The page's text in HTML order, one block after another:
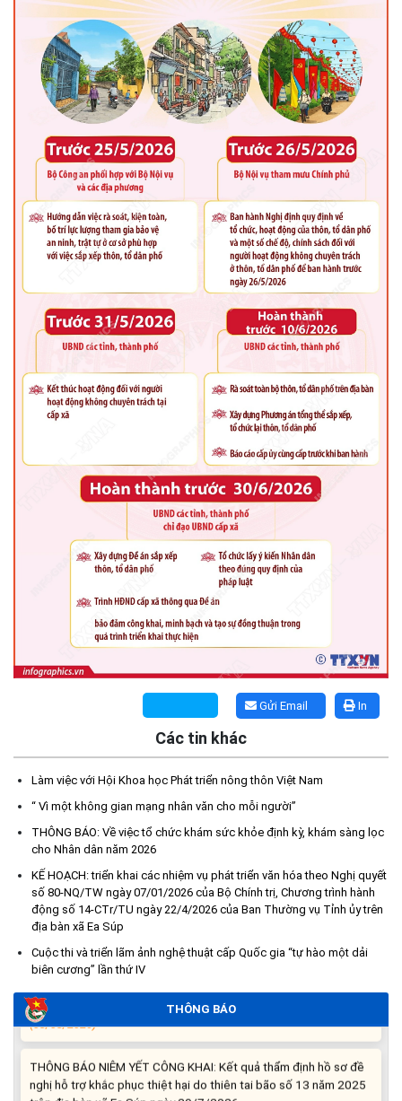
In
Gửi Email
Các tin khác
Làm việc với Hội Khoa học Phát triển nông thôn Việt Nam
“ Vì một không gian mạng nhân văn cho mỗi người”
THÔNG BÁO: Về việc tổ chức khám sức khỏe định kỳ, khám sàng lọc
cho Nhân dân năm 2026
KẾ HOẠCH: triển khai các nhiệm vụ phát triển văn hóa theo Nghị quyết
số 80-NQ/TW ngày 07/01/2026 của Bộ Chính trị, Chương trình hành
động số 14-CTr/TU ngày 22/4/2026 của Ban Thường vụ Tỉnh ủy trên
địa bàn xã Ea Súp
Cuộc thi và triển lãm ảnh nghệ thuật cấp Quốc gia “tự hào một dải
biên cương” lần thứ IV
THÔNG BÁO
Kế hoạch Tổ chức lấy mẫu hài cốt liệt sĩ đối với các mộ chưa
xác định được thông tin trong nghĩa trang liệt sĩ trên địa bàn xã
Ea Súp để giám định AND
(06/08/2026)
Thông báo nghiêm cấm sử dụng đất với khu vực Quy hoạch
cấp đất sản xuất cho các hộ nghèo, cận nghèo thiếu đất sản
xuất trên địa bàn xã.
(06/08/2026)
THÔNG BÁO: Cảnh báo thủ đoạn lừa đảo thông qua công tác
đo đạc, lập bản đồ địa chính, lập hồ sơ địa chính và hoàn thành
cơ sở dữ liệu quốc gia về đất đai
(03/08/2026)
THÔNG BÁO NIÊM YẾT CÔNG KHAI: Kết quả thẩm định hồ sơ đề
nghị hỗ trợ khắc phục thiệt hại do thiên tai bão số 13 năm 2025
trên địa bàn xã Ea Súp ngày 29/7/2026